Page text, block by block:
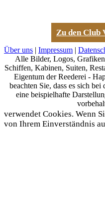
Zu den Club
Über uns | Impressum |
Alle Bilder, Logos,
Schiffen, Kabinen, Suiten,
Eigentum der Reederei -
beachten Sie, dass es sich
eine beispielhafte
verwendet Cookies. Wenn
von Ihrem Einverständnis